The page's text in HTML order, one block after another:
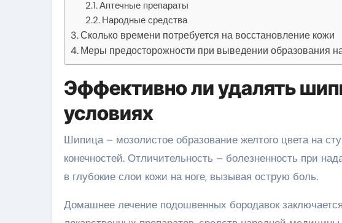
Аптечные препараты
Народные средства
Сколько времени потребуется на восстановление кожи
Меры предосторожности при выведении образования
Эффективно ли удалять
условиях
Шипица – мозолистое образование желтого цвета на
конечностей. Отличительность – болезненность при
в глубокие слои кожи на ноге, вызывая острую боль.
Домашнее лечение подошвенных бородавок